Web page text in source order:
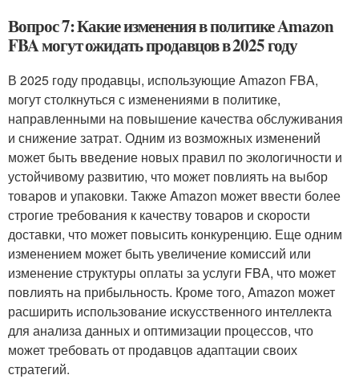
Вопрос 7: Какие изменения в политике Amazon
FBA могут ожидать продавцов в 2025 году
В 2025 году продавцы, использующие Amazon FBA,
могут столкнуться с изменениями в политике,
направленными на повышение качества обслуживания
и снижение затрат. Одним из возможных изменений
может быть введение новых правил по экологичности и
устойчивому развитию, что может повлиять на выбор
товаров и упаковки. Также Amazon может ввести более
строгие требования к качеству товаров и скорости
доставки, что может повысить конкуренцию. Еще одним
изменением может быть увеличение комиссий или
изменение структуры оплаты за услуги FBA, что может
повлиять на прибыльность. Кроме того, Amazon может
расширить использование искусственного интеллекта
для анализа данных и оптимизации процессов, что
может требовать от продавцов адаптации своих
стратегий.